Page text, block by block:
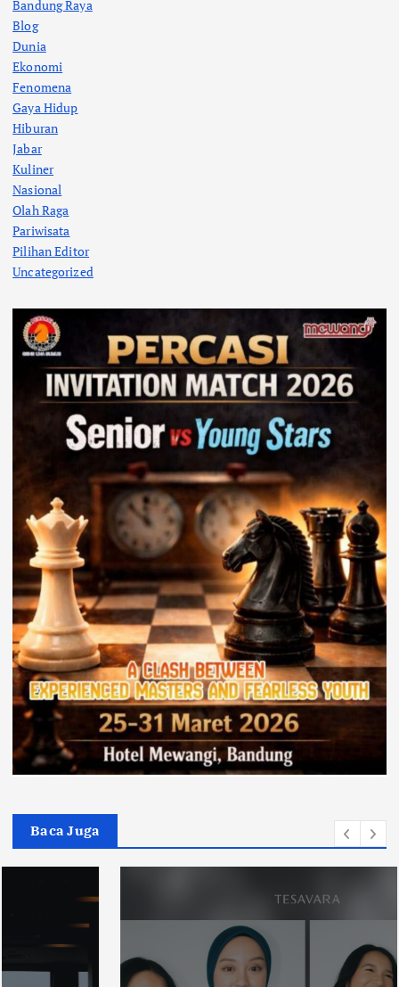
Bandung Raya
Blog
Dunia
Ekonomi
Fenomena
Gaya Hidup
Hiburan
Jabar
Kuliner
Nasional
Olah Raga
Pariwisata
Pilihan Editor
Uncategorized
Baca Juga